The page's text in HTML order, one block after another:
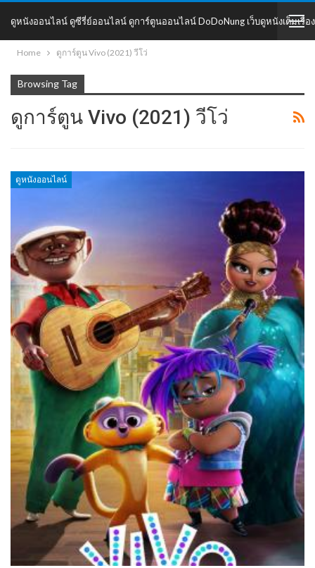
ดูหนังออนไลน์ ดูซีรี่ย์ออนไลน์ ดูการ์ตูนออนไลน์ DoDoNung เว็บดูหนังเต็มเรื่อง
DoDoNung
Home ดูการ์ตูน Vivo (2021) วีโว่
Browsing Tag
ดูการ์ตูน Vivo (2021) วีโว่
ดูหนังออนไลน์